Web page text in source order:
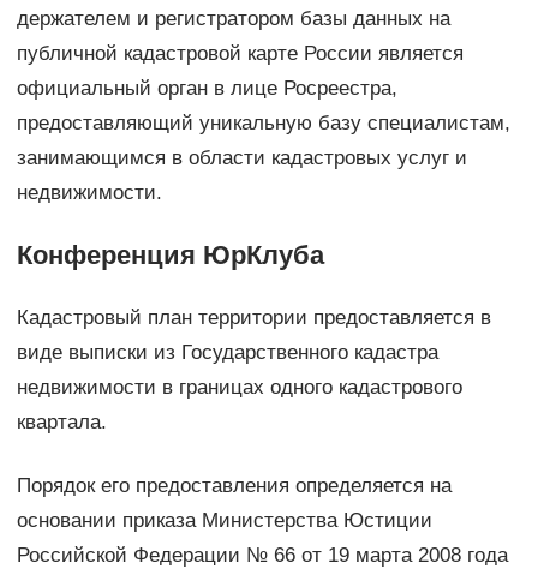
держателем и регистратором базы данных на
публичной кадастровой карте России является
официальный орган в лице Росреестра,
предоставляющий уникальную базу специалистам,
занимающимся в области кадастровых услуг и
недвижимости.
Конференция ЮрКлуба
Кадастровый план территории предоставляется в
виде выписки из Государственного кадастра
недвижимости в границах одного кадастрового
квартала.
Порядок его предоставления определяется на
основании приказа Министерства Юстиции
Российской Федерации № 66 от 19 марта 2008 года